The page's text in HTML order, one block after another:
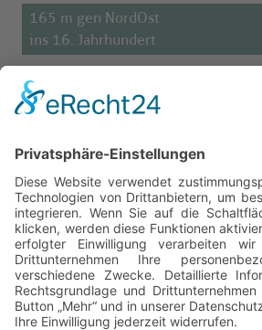
165 m gen NordOst
ins 16. Jahrhundert
Reise durch die